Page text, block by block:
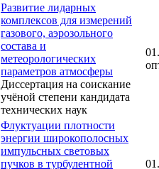
Развитие лидарных
комплексов для измерений
газового, аэрозольного
состава и
метеорологических
параметров атмосферы
Диссертация на соискание
учёной степени кандидата
технических наук
Флуктуации плотности
энергии широкополосных
импульсных световых
пучков в турбулентной